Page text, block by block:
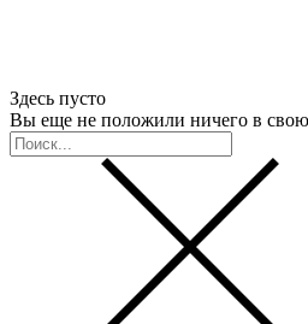
Здесь пусто
Вы еще не положили ничего в свою